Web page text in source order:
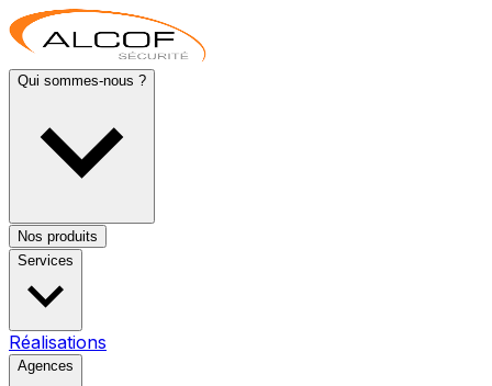
Qui sommes-nous ?
Nos produits
Services
Réalisations
Agences